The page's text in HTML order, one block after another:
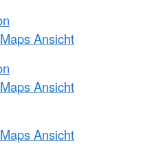
Ansicht
Ansicht
Ansicht